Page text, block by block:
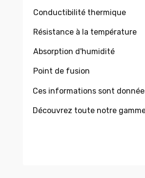
Conductibilité thermique
Résistance à la température
Absorption d'humidité
Point de fusion
Ces informations sont
Découvrez toute notre